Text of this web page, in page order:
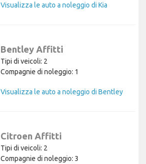
Visualizza le auto a noleggio di Kia
Bentley Affitti
Tipi di veicoli: 2
Compagnie di noleggio: 1
Visualizza le auto a noleggio di Bentley
Citroen Affitti
Tipi di veicoli: 2
Compagnie di noleggio: 3